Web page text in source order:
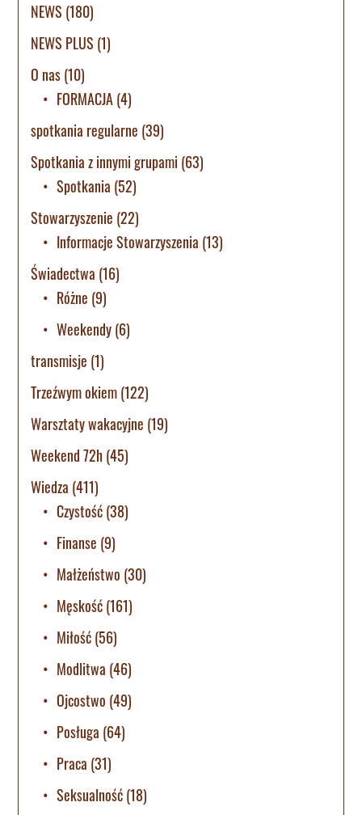
NEWS (180)
NEWS PLUS (1)
O nas(10)
FORMACJA(4)
spotkania regularne (39)
Spotkania z innymi grupami (63)
Spotkania (52)
Stowarzyszenie (22)
Informacje Stowarzyszenia (13)
Świadectwa (16)
Różne (9)
Weekendy(6)
transmisje (1)
Trzeźwym okiem(122)
Warsztaty wakacyjne (19)
Weekend 72h(45)
Wiedza (411)
Czystość(38)
Finanse (9)
Małżeństwo (30)
Męskość(161)
Miłość(56)
Modlitwa (46)
Ojcostwo (49)
Posługa (64)
Praca (31)
Seksualność(18)